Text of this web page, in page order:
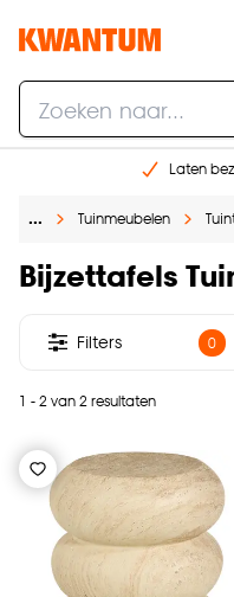
Laten
Gratis raam
… Tuinmeubelen
Bijzettafels
1 - 2 van 2 resultaten
Filters 0